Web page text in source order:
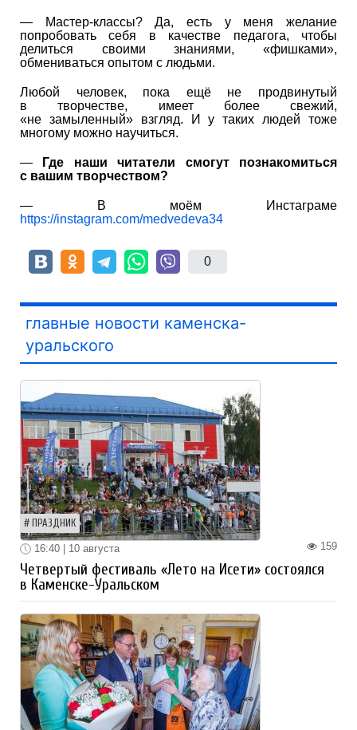
— Мастер-классы? Да, есть у меня желание
попробовать себя в качестве педагога, чтобы
делиться своими знаниями, «фишками»,
обмениваться опытом с людьми.
Любой человек, пока ещё не продвинутый
в творчестве, имеет более свежий,
«не замыленный» взгляд. И у таких людей тоже
многому можно научиться.
—
Где наши читатели смогут познакомиться
с вашим творчеством?
— В моём Инстаграме
https://instagram.com/medvedeva34
0
главные новости каменска-
уральского
ПРАЗДНИК
159
16:40 | 10 августа
Четвертый фестиваль «Лето на Исети» состоялся
в Каменске-Уральском